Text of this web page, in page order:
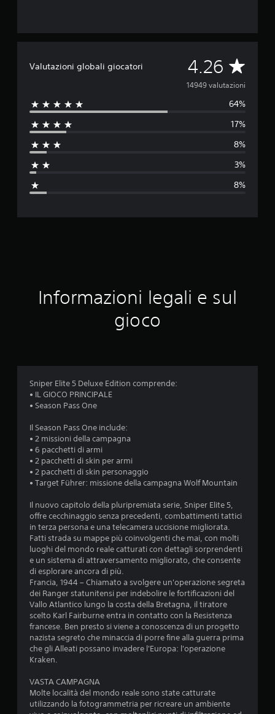
Valutazioni globali giocatori 4.26 V
a
u
i
e
d
.
2
6
s
t
e
l
l
s
14949 valutazioni
64%
17%
8%
3%
8%
Informazioni legali e sul
gioco
Sniper Elite 5 Deluxe Edition comprende:
• IL GIOCO PRINCIPALE
• Season Pass One
Il Season Pass One include:
• 2 missioni della campagna
• 6 pacchetti di armi
• 2 pacchetti di skin per armi
• 2 pacchetti di skin personaggio
• Target Führer: missione della campagna Wolf Mountain
Il nuovo capitolo della pluripremiata serie, Sniper Elite 5,
offre cecchinaggio senza precedenti, combattimenti tattici
in terza persona e una telecamera uccisione migliorata.
Fatti strada su mappe più coinvolgenti che mai, con molti
luoghi del mondo reale catturati con dettagli sorprendenti
e un sistema di attraversamento migliorato, che consente
di esplorare ancora di più.
Francia, 1944 – Chiamato a svolgere un'operazione segreta
dei Ranger statunitensi per indebolire le fortificazioni del
Vallo Atlantico lungo la costa della Bretagna, il tiratore
scelto Karl Fairburne entra in contatto con la Resistenza
francese. Ben presto si viene a conoscenza di un progetto
nazista segreto che minaccia di porre fine alla guerra prima
che gli Alleati possano invadere l'Europa: l'operazione
Kraken.
VASTA CAMPAGNA
Molte località del mondo reale sono state catturate
utilizzando la fotogrammetria per ricreare un ambiente